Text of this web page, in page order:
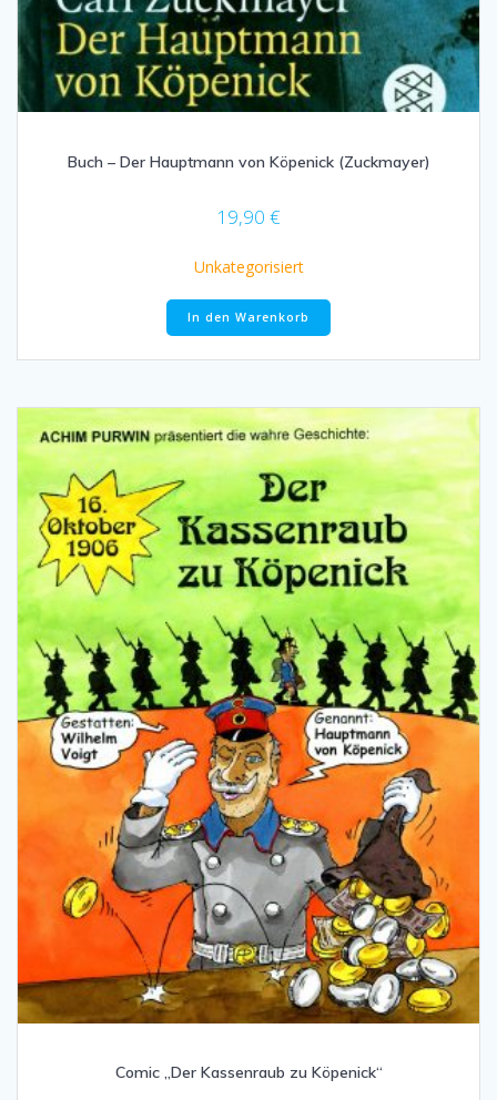
Buch – Der Hauptmann von Köpenick (Zuckmayer)
19,90 €
Unkategorisiert
In den Warenkorb
Comic „Der Kassenraub zu Köpenick“